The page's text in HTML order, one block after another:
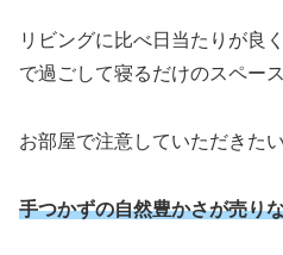
リビングに比べ日当たりが良
で過ごして寝るだけのスペー
お部屋で注意していただきた
手つかずの自然豊かさが売り